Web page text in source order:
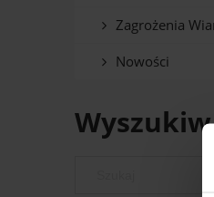
Zagrożenia
Nowości